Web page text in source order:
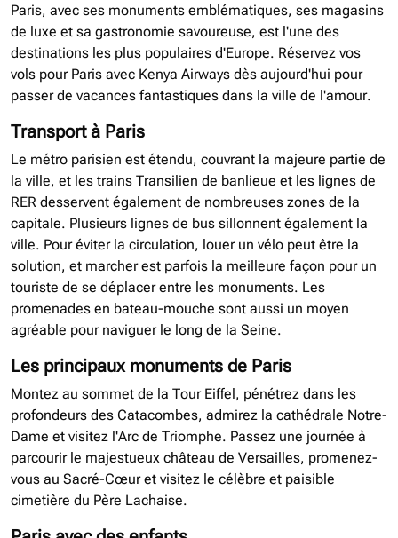
Paris, avec ses monuments emblématiques, ses magasins
de luxe et sa gastronomie savoureuse, est l'une des
destinations les plus populaires d'Europe. Réservez vos
vols pour Paris avec Kenya Airways dès aujourd'hui pour
passer de vacances fantastiques dans la ville de l'amour.
Transport à Paris
Le métro parisien est étendu, couvrant la majeure partie de
la ville, et les trains Transilien de banlieue et les lignes de
RER desservent également de nombreuses zones de la
capitale. Plusieurs lignes de bus sillonnent également la
ville. Pour éviter la circulation, louer un vélo peut être la
solution, et marcher est parfois la meilleure façon pour un
touriste de se déplacer entre les monuments. Les
promenades en bateau-mouche sont aussi un moyen
agréable pour naviguer le long de la Seine.
Les principaux monuments de Paris
Montez au sommet de la Tour Eiffel, pénétrez dans les
profondeurs des Catacombes, admirez la cathédrale Notre-
Dame et visitez l'Arc de Triomphe. Passez une journée à
parcourir le majestueux château de Versailles, promenez-
vous au Sacré-Cœur et visitez le célèbre et paisible
cimetière du Père Lachaise.